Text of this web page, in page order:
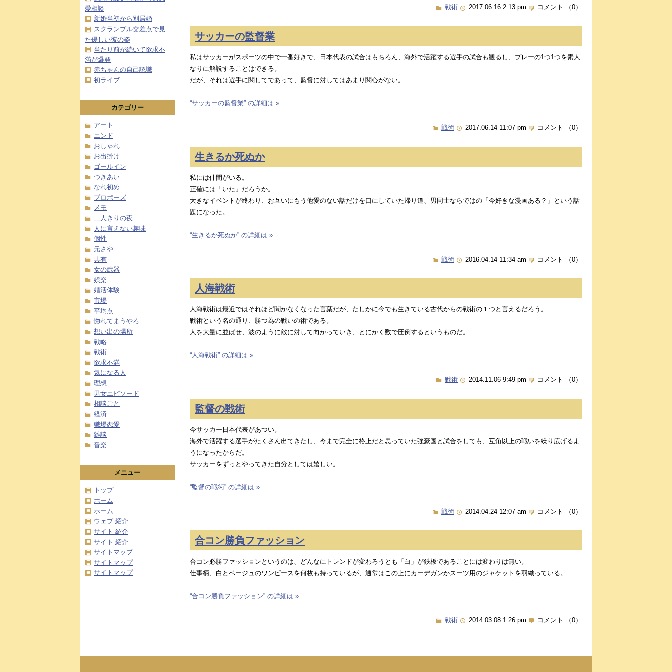
戦術 2017.06.16 2:13 pm コメント （0）
サッカーの監督業
私はサッカーがスポーツの中で一番好きで、日本代表の試合はもちろん、海外で活躍する選手の試合も観るし、プレーの1つ1つを素人
なりに解説することはできる。
だが、それは選手に関してであって、監督に対してはあまり関心がない。
“サッカーの監督業” の詳細は »
戦術 2017.06.14 11:07 pm コメント （0）
生きるか死ぬか
私には仲間がいる。
正確には「いた」だろうか。
大きなイベントが終わり、お互いにもう他愛のない話だけを口にしていた帰り道、男同士ならではの「今好きな漫画ある？」という話
題になった。
“生きるか死ぬか” の詳細は »
戦術 2016.04.14 11:34 am コメント （0）
人海戦術
人海戦術は最近ではそれほど聞かなくなった言葉だが、たしかに今でも生きている古代からの戦術の１つと言えるだろう。
戦術という名の通り、勝つ為の戦いの術である。
人を大量に並ばせ、波のように敵に対して向かっていき、とにかく数で圧倒するというものだ。
“人海戦術” の詳細は »
戦術 2014.11.06 9:49 pm コメント （0）
監督の戦術
今サッカー日本代表があつい。
海外で活躍する選手がたくさん出てきたし、今まで完全に格上だと思っていた強豪国と試合をしても、互角以上の戦いを繰り広げるよ
うになったからだ。
サッカーをずっとやってきた自分としては嬉しい。
“監督の戦術” の詳細は »
戦術 2014.04.24 12:07 am コメント （0）
合コン勝負ファッション
合コン必勝ファッションというのは、どんなにトレンドが変わろうとも「白」が鉄板であることには変わりは無い。
仕事柄、白とベージュのワンピースを何枚も持っているが、通常はこの上にカーデガンかスーツ用のジャケットを羽織っている。
“合コン勝負ファッション” の詳細は »
戦術 2014.03.08 1:26 pm コメント （0）
愛相談
新婚当初から別居婚
スクランブル交差点で見
た優しい彼の姿
当たり前が続いて欲求不
満が爆発
赤ちゃんの自己認識
初ライブ
カテゴリー
アート
エンド
おしゃれ
お出掛け
ゴールイン
つきあい
なれ初め
プロポーズ
メモ
二人きりの夜
人に言えない趣味
個性
元さや
共有
女の武器
娯楽
婚活体験
市場
平均点
惚れてまうやろ
想い出の場所
戦略
戦術
欲求不満
気になる人
理想
男女エピソード
相談ごと
経済
職場恋愛
雑談
音楽
メニュー
トップ
ホーム
ホーム
ウェブ 紹介
サイト 紹介
サイト 紹介
サイトマップ
サイトマップ
サイトマップ